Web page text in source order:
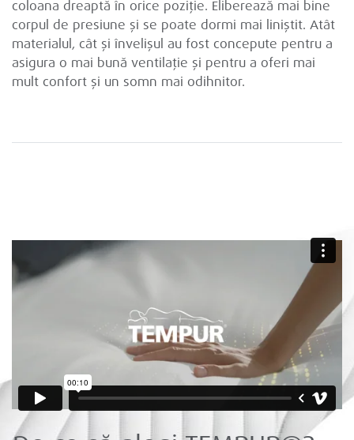
coloana dreaptă în orice poziție. Eliberează mai bine
corpul de presiune și se poate dormi mai liniștit. Atât
materialul, cât și învelișul au fost concepute pentru a
asigura o mai bună ventilație și pentru a oferi mai
mult confort și un somn mai odihnitor.